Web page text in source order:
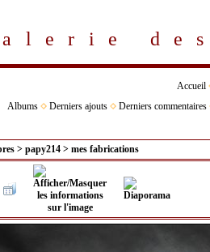
alerie
Accueil
Albums
Derniers ajouts Derniers commentaires
> papy214 > mes fabrications